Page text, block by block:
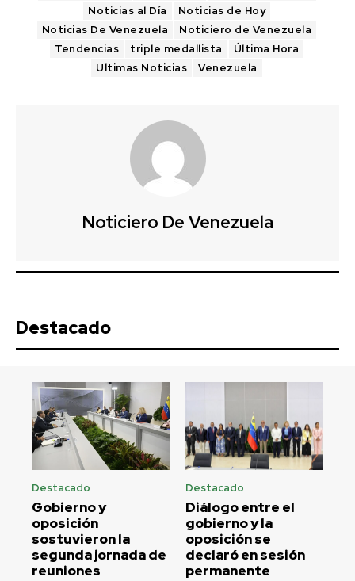
Noticias al Día
Noticias de Hoy
Noticias De Venezuela
Noticiero de Venezuela
Tendencias
triple medallista
Última Hora
Ultimas Noticias
Venezuela
Noticiero De Venezuela
Destacado
Destacado
Gobierno y
oposición
sostuvieron la
segunda jornada de
reuniones
Destacado
Diálogo entre el
gobierno y la
oposición se
declaró en sesión
permanente